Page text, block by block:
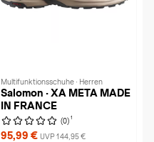
Multifunktionsschuhe · Herren
Salomon · XA META MADE
IN FRANCE
(0) 1
95,99 € UVP 144,95 €